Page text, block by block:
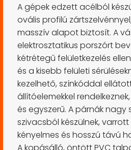
A gépek edzett acélból
ovális profilú
masszív alapot biztosít. A
elektrosztatikus porszórt
kétrétegű felületkezelés
és a kisebb felületi
kezelhető, színkóddal
állítóelemekkel
és egyszerű. A párnák nagy
szivacsból készülnek,
kényelmes és hosszú távú
A kopásálló, öntött PVC